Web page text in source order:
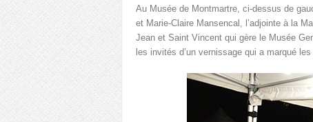
Au Musée de Montmartre, ci-dessus de
et Marie-Claire Mansencal, l’adjointe à la
Jean et Saint Vincent qui gère le Musée
les invités d’un vernissage qui a marqué